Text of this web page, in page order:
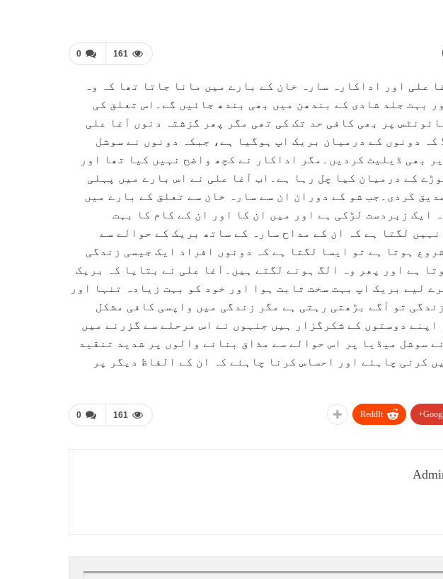
0 161
علی اور اداکارہ سارہ خان کے بارے میں مانا جاتا تھا کہ وہ
بہت جلد شادی کے بندھن میں بھی بندھ جائیں گے۔اس تعلق کی
پر بھی کافی حد تک کی تھی مگر پھر گزشتہ دنوں آغا علی
کہ دونوں کے درمیان بریک اپ ہوگیا ہے، جبکہ دونوں نے سوشل
بھی ڈیلیٹ کردیں۔مگر اداکار نے کچھ واضح نہیں کیا تھا اور
کے درمیان کیا چل رہا ہے۔اب آغا علی نے اس بارے میں پہلی
کردی۔جب شو کے دوران ان سے سارہ خان سے تعلق کے بارے میں
ایک زبردست لڑکی ہے اور میں ان کا اور ان کے کام کا بہت
لگتا ہے کہ ان کے مداح سارہ کے ساتھ بریک کے حوالے سے
ہوتا ہے تو ایسا لگتا ہے کہ دونوں افراد ایک جیسی زندگی
ہے اور پھر وہ الگ ہونے لگتے ہیں۔آغا علی نے بتایا کہ بریک
لیے بریک اپ بہت سخت ثابت ہوا اور خود کو بہت زیادہ تنہا اور
تو آگے بڑھتی رہتی ہے مگر زندگی میں واپسی کافی مشکل
دوستوں کے شکرگزار ہیں جنہوں نے اس مرحلے سے گزرنے میں
سوشل میڈیا پر اس حوالے سے مذاق بنانے والوں پر شدید تنقید
کرنی چاہئے اور احساس کرنا چاہئے کہ ان کے الفاظ دیگر پر
0 161 ReddIt